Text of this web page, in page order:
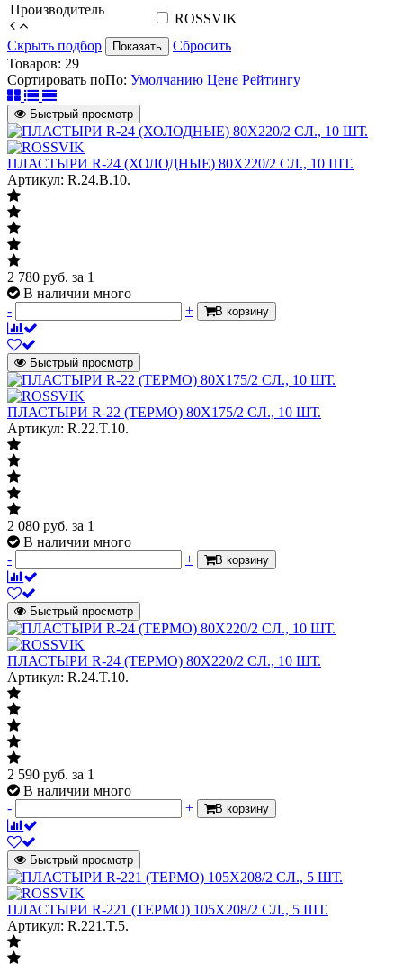
Производитель
ROSSVIK
Скрыть подбор
Показать
Сбросить
Товаров: 29
Сортировать поПо: Умолчанию Цене Рейтингу
Быстрый просмотр
ПЛАСТЫРИ R-24 (ХОЛОДНЫЕ) 80Х220/2 СЛ., 10 ШТ.
Артикул: R.24.B.10.
2 780 руб. за 1
В наличии много
-
+ В корзину
Быстрый просмотр
ПЛАСТЫРИ R-22 (ТЕРМО) 80Х175/2 СЛ., 10 ШТ.
Артикул: R.22.T.10.
2 080 руб. за 1
В наличии много
-
+ В корзину
Быстрый просмотр
ПЛАСТЫРИ R-24 (ТЕРМО) 80Х220/2 СЛ., 10 ШТ.
Артикул: R.24.T.10.
2 590 руб. за 1
В наличии много
-
+ В корзину
Быстрый просмотр
ПЛАСТЫРИ R-221 (ТЕРМО) 105Х208/2 СЛ., 5 ШТ.
Артикул: R.221.T.5.